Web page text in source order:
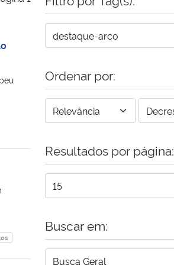
Ordenar por:
Resultados por página:
Buscar em: